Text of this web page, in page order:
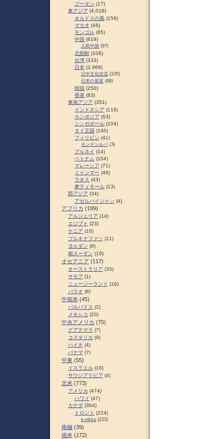
ブータン (17)
東アジア (4,018)
オルドスの風 (159)
マカオ (48)
モンゴル (65)
中国 (819)
人民中国 (97)
北朝鮮 (106)
台湾 (333)
日本 (3,968)
日中文化交流 (105)
日本の皇室 (88)
韓国 (250)
香港 (83)
東南アジア (351)
インドネシア (119)
カンボジア (63)
シンガポール (104)
タイ王国 (140)
フィリピン (41)
モンテンルパ (3)
ブルネイ (14)
ベトナム (104)
マレーシア (71)
ミャンマー (49)
ラオス (43)
東ティモール (13)
西アジア (34)
アゼルバイジャン (4)
アフリカ (199)
アルジェリア (14)
エジプト (23)
ケニア (10)
ブルキナファソ (11)
ヨルダン (9)
南スーダン (19)
オセアニア (117)
オーストラリア (33)
サモア (1)
ニュージーランド (16)
パラオ (8)
中南米 (45)
バルバドス (2)
メキシコ (20)
中央アメリカ (75)
グアテマラ (7)
コスタリカ (9)
ハイチ (4)
パナマ (7)
中東 (55)
イスラエル (18)
サウジアラビア (4)
北米 (773)
アメリカ (474)
ハワイ (47)
カナダ (304)
トロント (224)
e-nikka (223)
南極 (39)
南米 (172)